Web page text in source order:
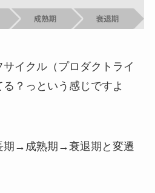
イクル（プロダクトライ
？っという感じですよ
期→成熟期→衰退期と変遷